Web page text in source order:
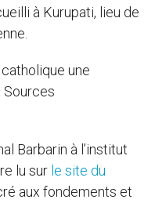
à Kurupati, lieu de
une
Sources
Barbarin à l’institut
lu sur le site du
aux fondements et